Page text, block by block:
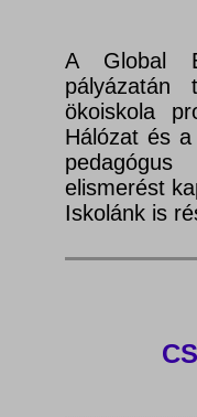
A Global
pályázatán
ökoiskola
Hálózat és
elismerést
Iskolánk is